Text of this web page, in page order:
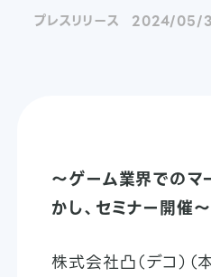
プレスリリース 2024/05/
～ゲーム業界でのマ
かし、セミナー開催～
株式会社凸（デコ）